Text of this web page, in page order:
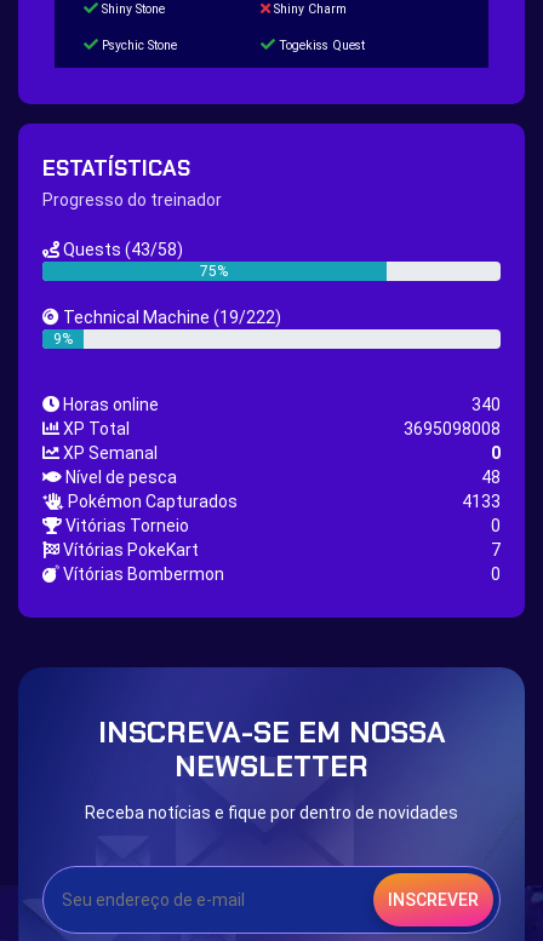
Shiny Stone Shiny Charm
Psychic Stone Togekiss Quest
200 Great Ball Quest
Hippie Outfit Quest
New Continent Quest pt.1 New Continent Quest pt.2
Nature Backpack Quest
Lucario Quest
Snowboard Outfit Quest
Boost Stone
Primeiros 251 Pokemons na Pokedex
Eternal Dark Quest Door 999
ESTATÍSTICAS
Progresso do treinador
Quests (43/58)
75%
Technical Machine (19/222)
9%
Horas online
340
XP Total
3695098008
XP Semanal
0
Nível de pesca
48
Pokémon Capturados
4133
Vitórias Torneio
0
Vítórias PokeKart
7
Vítórias Bombermon
0
INSCREVA-SE EM NOSSA
NEWSLETTER
Receba notícias e fique por dentro de novidades
INSCREVER